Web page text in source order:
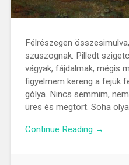
Félrészegen
szuszognak. Pilledt
vágyak, fájdalmak, mégis
figyelmem kereng a fejük
gólya. Nincs semmim,
üres és megtört. Soha
Continue Reading →